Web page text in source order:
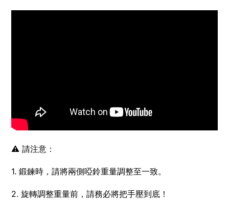
⚠️ 請注意：
1. 鍛鍊時，請將兩側啞鈴重量調整至一致。
2. 旋轉調整重量前，請務必將把手壓到底！